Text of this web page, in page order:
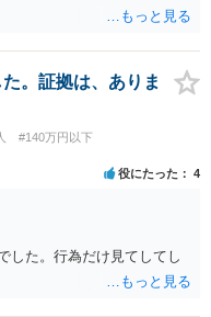
。証拠は、ありま
#140万円以下
役にたった 4
した。行為だけ見てしてし